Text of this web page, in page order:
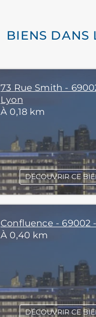
BIENS DANS
73 Rue Smith -
Lyon
À 0,18 km
DÉCOUVRIR CE
Confluence - 69002
À 0,40 km
DÉCOUVRIR CE